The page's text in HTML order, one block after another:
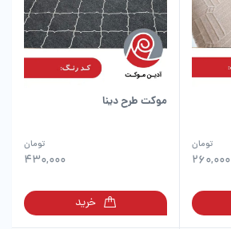
260,000
تومان
موکت طرح دینا
430,000
تومان
خرید